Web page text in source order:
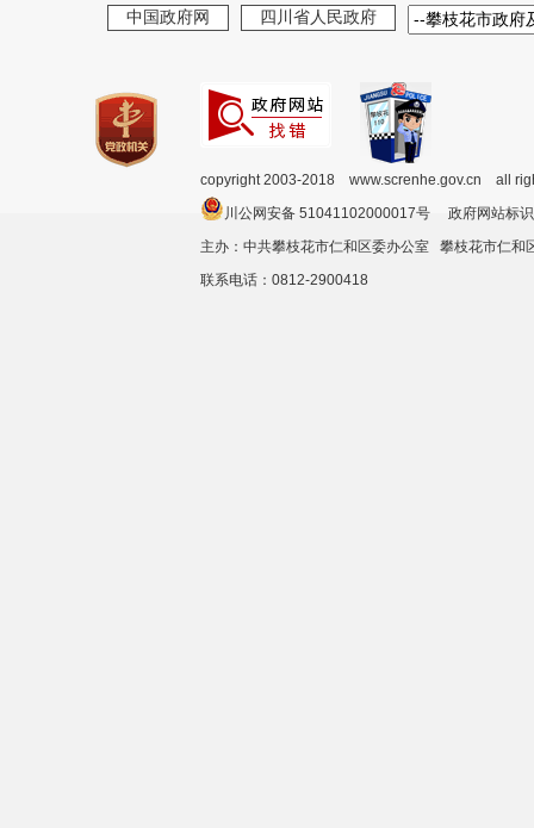
中国政府网 四川省人民政府
copyright 2003-2018 www.screnhe.gov.cn all
川公网安备 51041102000017号 政府网站
主办：中共攀枝花市仁和区委办公室 攀枝花市仁
联系电话：0812-2900418